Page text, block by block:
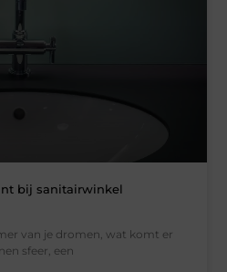
bij sanitairwinkel
van je dromen, wat komt er
sfeer, een